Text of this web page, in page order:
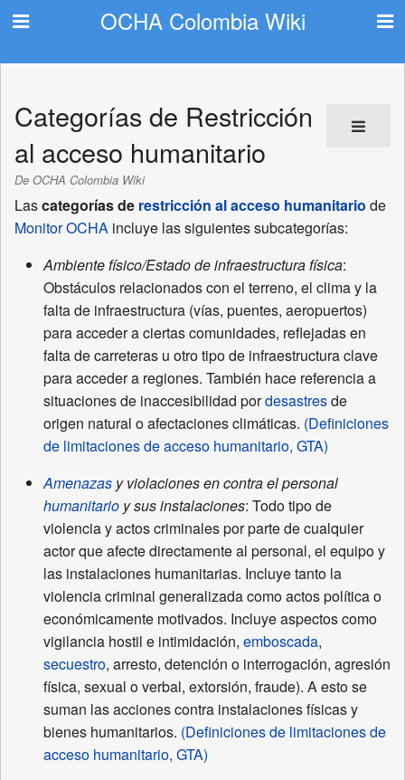
OCHA Colombia Wiki
Categorías de Restricción
al acceso humanitario
De OCHA Colombia Wiki
Lascategorías de restricción al acceso humanitario de
Monitor OCHA incluye las siguientes subcategorías:
Ambiente físico/Estado de infraestructura física:
Obstáculos relacionados con el terreno, el clima y la
falta de infraestructura (vías, puentes, aeropuertos)
para acceder a ciertas comunidades, reflejadas en
falta de carreteras u otro tipo de infraestructura clave
para acceder a regiones. También hace referencia a
situaciones de inaccesibilidad pordesastresde
origen natural o afectaciones climáticas. (Definiciones
de limitaciones de acceso humanitario, GTA)
Amenazas y violaciones en contra el personal
humanitario y sus instalaciones: Todo tipo de
violencia y actos criminales por parte de cualquier
actor que afecte directamente al personal, el equipo y
las instalaciones humanitarias. Incluye tanto la
violencia criminal generalizada como actos política o
económicamente motivados. Incluye aspectos como
vigilancia hostil e intimidación, emboscada,
secuestro, arresto, detención o interrogación, agresión
física, sexual o verbal, extorsión, fraude). A esto se
suman las acciones contra instalaciones físicas y
bienes humanitarios. (Definiciones de limitaciones de
acceso humanitario, GTA)